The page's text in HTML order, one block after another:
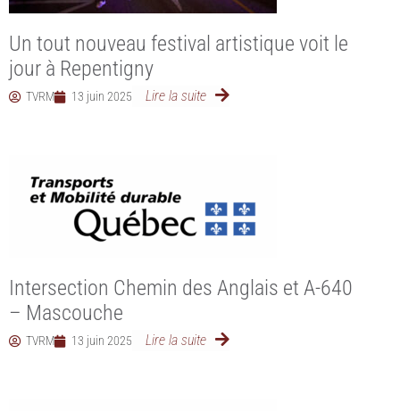
Un tout nouveau festival artistique voit le
jour à Repentigny
TVRM 13 juin 2025 Lire la suite
Intersection Chemin des Anglais et A-640
– Mascouche
TVRM 13 juin 2025 Lire la suite